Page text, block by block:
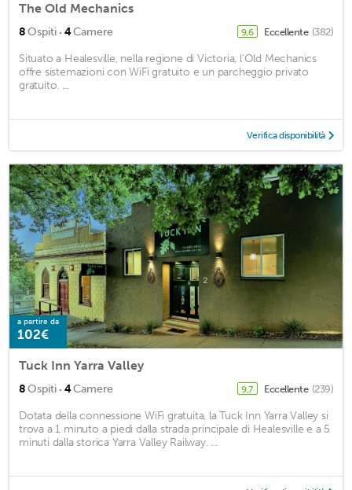
The Old Mechanics
8Ospiti · 4Camere 9,6 Eccellente (382)
Situato a Healesville, nella regione di Victoria, l'Old Mechanics
offre sistemazioni con WiFi gratuito e un parcheggio privato
gratuito. ...
Verifica disponibilità
a partire da
102€
Tuck Inn Yarra Valley
8Ospiti · 4Camere 9,7 Eccellente (239)
Dotata della connessione WiFi gratuita, la Tuck Inn Yarra Valley si
trova a 1 minuto a piedi dalla strada principale di Healesville e a 5
minuti dalla storica Yarra Valley Railway. ...